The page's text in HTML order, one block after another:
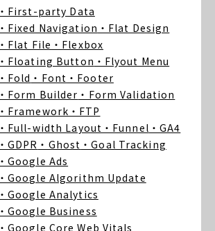
・First-party Data
・Fixed Navigation ・Flat Design
・Flat File ・Flexbox
・Floating Button ・Flyout Menu
・Fold ・Font ・Footer
・Form Builder ・Form Validation
・Framework ・FTP
・Full-width Layout ・Funnel ・GA4
・GDPR ・Ghost ・Goal Tracking
・Google Ads
・Google Algorithm Update
・Google Analytics
・Google Business
・Google Core Web Vitals